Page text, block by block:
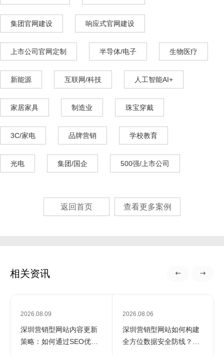
集团官网建设 响应式官网建设
上市公司官网定制 半导体/电子 生物医疗
新能源 互联网/科技 人工智能AI+
家居家具 制造业 珠宝穿戴
3C/家电 品牌营销 学校教育
光电 集团/国企 500强/上市公司
返回首页 查看更多案例
相关资讯
2026.08.09
深圳营销型网站内容更新
策略：如何通过SEO优化
2026.08.06
深圳营销型网站如何构建
全方位数据安全防线？专